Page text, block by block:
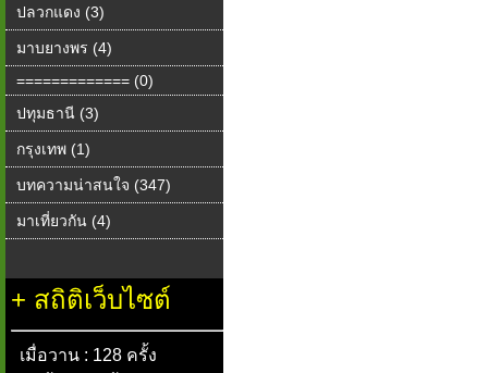
ปลวกแดง (3)
มาบยางพร (4)
============= (0)
ปทุมธานี (3)
กรุงเทพ (1)
บทความน่าสนใจ (347)
มาเที่ยวกัน (4)
+ สถิติเว็บไซต์
เมื่อวาน : 128 ครั้ง